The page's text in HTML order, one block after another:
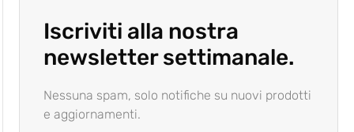
Iscriviti alla nostra
newsletter settimanale.
Nessuna spam, solo notifiche su nuovi prodotti
e aggiornamenti.